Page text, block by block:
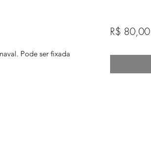
Pode ser fixada
R$ 80,00